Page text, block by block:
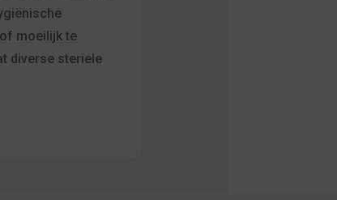
moeilijk te
diverse steriele